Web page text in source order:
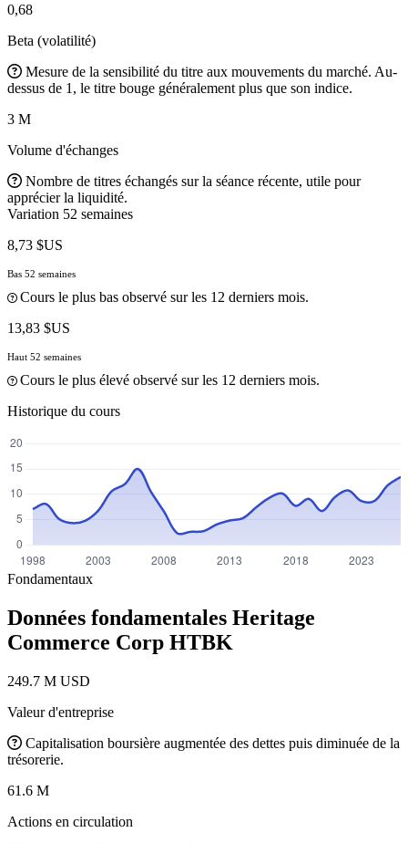
0,68
Beta (volatilité)
Mesure de la sensibilité du titre aux mouvements du marché. Au-
dessus de 1, le titre bouge généralement plus que son indice.
3 M
Volume d'échanges
Nombre de titres échangés sur la séance récente, utile pour
apprécier la liquidité.
Variation 52 semaines
8,73 $US
Bas 52 semaines
Cours le plus bas observé sur les 12 derniers mois.
13,83 $US
Haut 52 semaines
Cours le plus élevé observé sur les 12 derniers mois.
Historique du cours
Fondamentaux
Données fondamentales Heritage
Commerce Corp HTBK
249.7 M USD
Valeur d'entreprise
Capitalisation boursière augmentée des dettes puis diminuée de la
trésorerie.
61.6 M
Actions en circulation